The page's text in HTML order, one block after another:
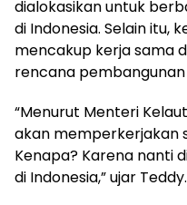
dialokasikan untuk
di Indonesia. Selain itu,
mencakup kerja sama
rencana pembangunan
“Menurut Menteri
akan memperkerjakan
Kenapa? Karena nanti
di Indonesia,” ujar Teddy.